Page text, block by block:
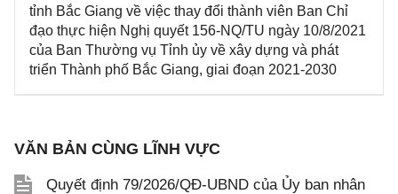
tỉnh Bắc Giang về việc thay đổi thành viên Ban Chỉ
đạo thực hiện Nghị quyết 156-NQ/TU ngày 10/8/2021
của Ban Thường vụ Tỉnh ủy về xây dựng và phát
triển Thành phố Bắc Giang, giai đoạn 2021-2030
VĂN BẢN CÙNG LĨNH VỰC
Quyết định 79/2026/QĐ-UBND của Ủy ban nhân